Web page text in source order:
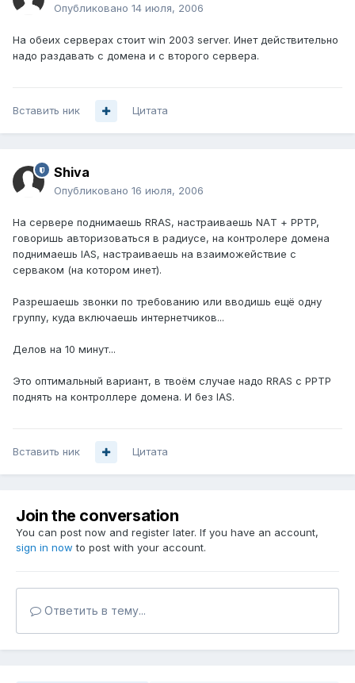
Опубликовано 14 июля, 2006
На обеих серверах стоит win 2003 server. Инет действительно
надо раздавать с домена и с второго сервера.
Вставить ник Цитата
Shiva
Опубликовано 16 июля, 2006
На сервере поднимаешь RRAS, настраиваешь NAТ + PPTP,
говоришь авторизоваться в радиусе, на контролере домена
поднимаешь IAS, настраиваешь на взаиможействие с
серваком (на котором инет).
Разрешаешь звонки по требованию или вводишь ещё одну
группу, куда включаешь интернетчиков...
Делов на 10 минут...
Это оптимальный вариант, в твоём случае надо RRAS с PPTP
поднять на контроллере домена. И без IAS.
Вставить ник Цитата
Join the conversation
You can post now and register later. If you have an account,
sign in now to post with your account.
Ответить в тему...